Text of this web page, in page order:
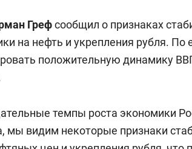
Грефсообщил о признаках
на нефть и укрепления рубля. По
положительную динамику
темпы роста экономики
мы видим некоторые признаки
150 камер до квартиры и Face
ID вместо ключа: какой будет